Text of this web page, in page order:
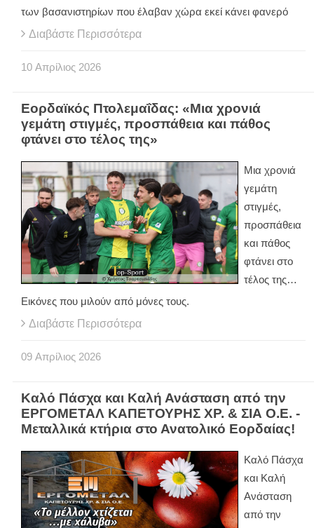
των βασανιστηρίων που έλαβαν χώρα εκεί κάνει φανερό
Διαβάστε Περισσότερα
10 Απρίλιος 2026
Εορδαϊκός Πτολεμαΐδας: «Μια χρονιά
γεμάτη στιγμές, προσπάθεια και πάθος
φτάνει στο τέλος της»
Μια χρονιά
γεμάτη
στιγμές,
προσπάθεια
και πάθος
φτάνει στο
τέλος της…
Εικόνες που μιλούν από μόνες τους.
Διαβάστε Περισσότερα
09 Απρίλιος 2026
Καλό Πάσχα και Καλή Ανάσταση από την
ΕΡΓΟΜΕΤΑΛ ΚΑΠΕΤΟΥΡΗΣ ΧΡ. & ΣΙΑ Ο.Ε. -
Μεταλλικά κτήρια στο Ανατολικό Εορδαίας!
Καλό Πάσχα
και Καλή
Ανάσταση
από την